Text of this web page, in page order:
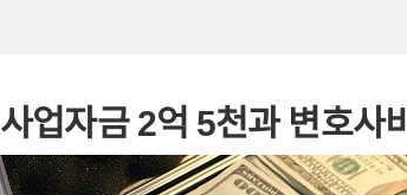
업자금 2억 5천과 변호사